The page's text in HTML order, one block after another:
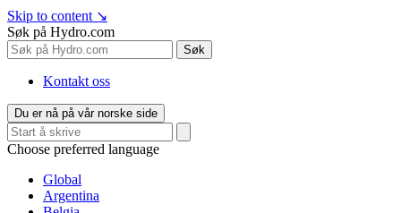
Skip to content ↘
Søk på Hydro.com
Søk
Kontakt oss
Du er nå på vår norske side
Choose preferred language
Global
Argentina